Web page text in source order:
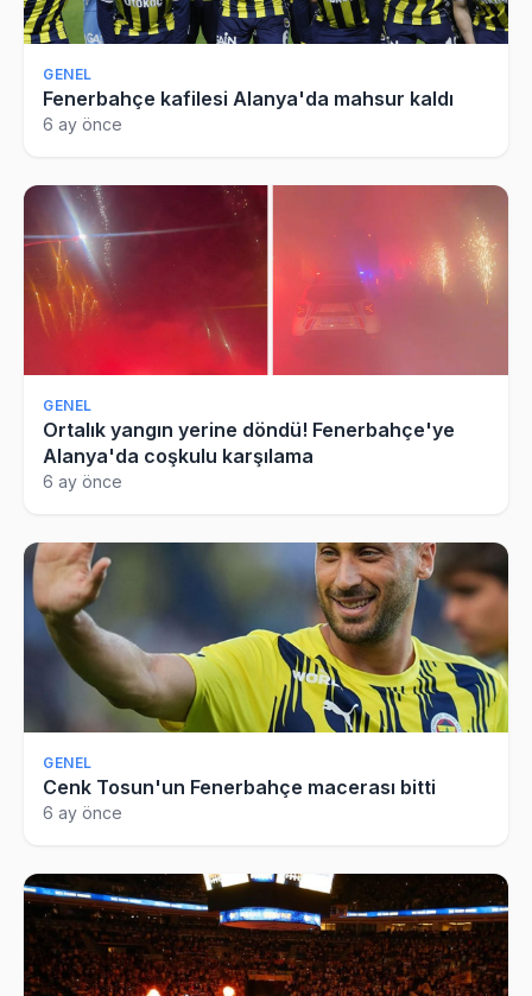
GENEL
Fenerbahçe kafilesi Alanya'da mahsur kaldı
6 ay önce
GENEL
Ortalık yangın yerine döndü! Fenerbahçe'ye
Alanya'da coşkulu karşılama
6 ay önce
GENEL
Cenk Tosun'un Fenerbahçe macerası bitti
6 ay önce